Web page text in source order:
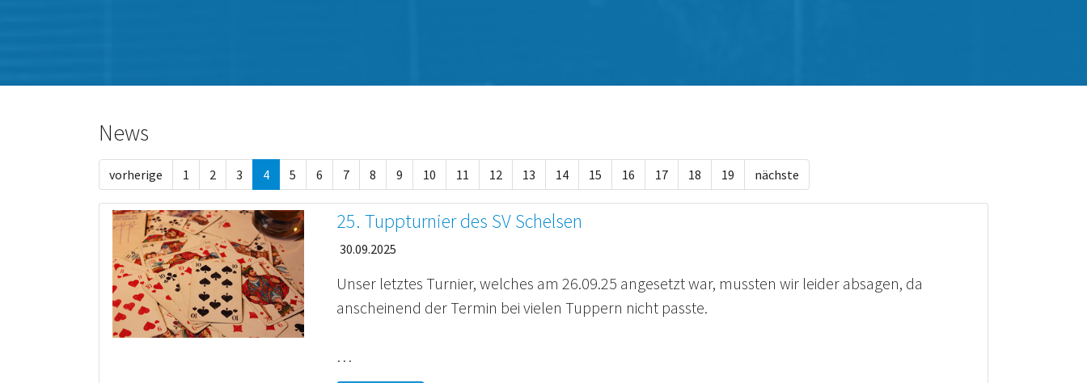
News
vorherige 1 2 3 4 5 6 7 8 9 10 11 12 13 14 15 16 17 18 19 nächste
25. Tuppturnier des SV Schelsen
30.09.2025
Unser letztes Turnier, welches am 26.09.25 angesetzt war, mussten wir leider absagen, da
anscheinend der Termin bei vielen Tuppern nicht passte.
…